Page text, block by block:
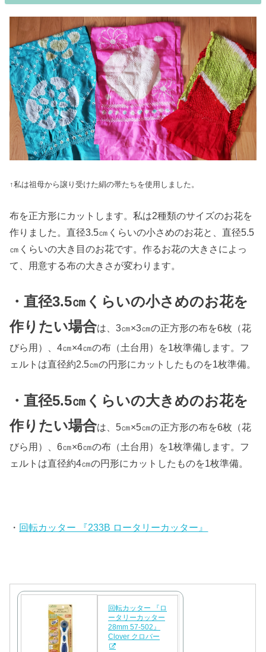
↑私は祖母から譲り受けた絹の帯たちを使用しました。
布を正方形にカットします。私は2種類のサイズのお花を
作りました。直径3.5㎝くらいの小さめのお花と、直径5.5
㎝くらいの大き目のお花です。作るお花の大きさによっ
て、用意する布の大きさが変わります。
・直径3.5㎝くらいの小さめのお花を
作りたい場合は、3㎝×3㎝の正方形の布を6枚（花
びら用）、4㎝×4㎝の布（土台用）を1枚準備します。フ
ェルトは直径約2.5㎝の円形にカットしたものを1枚準備。
・直径5.5㎝くらいの大きめのお花を
作りたい場合は、5㎝×5㎝の正方形の布を6枚（花
びら用）、6㎝×6㎝の布（土台用）を1枚準備します。フ
ェルトは直径約4㎝の円形にカットしたものを1枚準備。
・ 回転カッター 『233B ロータリーカッター』
回転カッター 『ロ
ータリーカッター
28mm 57-502』
Clover クロバー